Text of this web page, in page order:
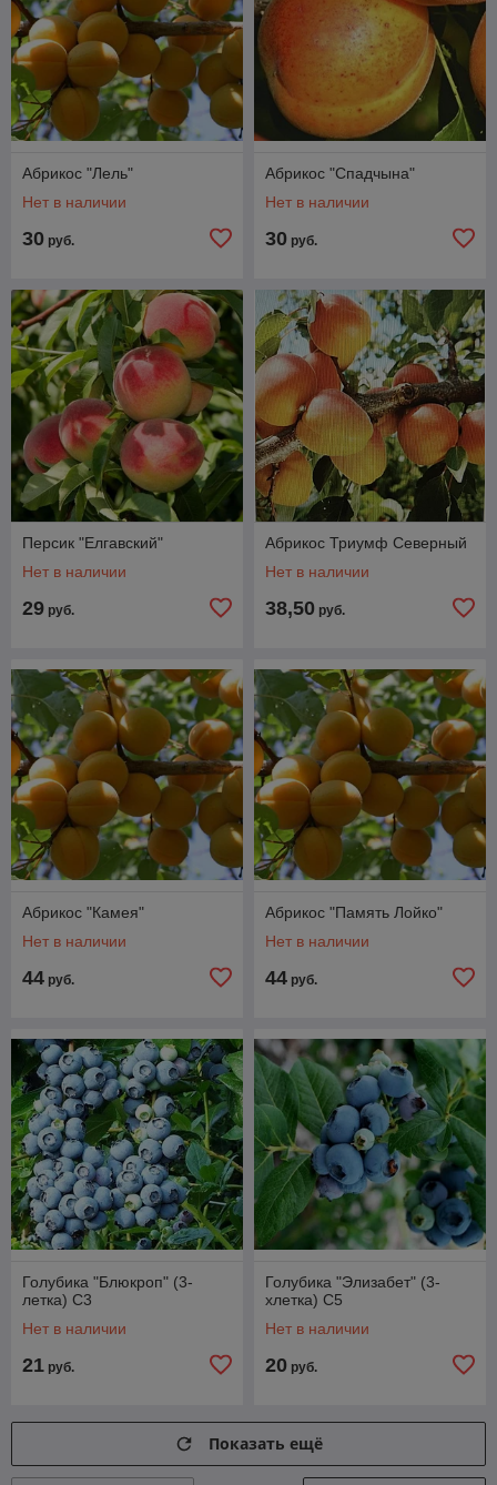
Абрикос "Лель"
Нет в наличии
30 руб.
Абрикос "Спадчына"
Нет в наличии
30 руб.
Персик "Елгавский"
Нет в наличии
29 руб.
Абрикос Триумф Северный
Нет в наличии
38,50 руб.
Абрикос "Камея"
Нет в наличии
44 руб.
Абрикос "Память Лойко"
Нет в наличии
44 руб.
Голубика "Блюкроп" (3-
летка) С3
Нет в наличии
21 руб.
Голубика "Элизабет" (3-
хлетка) С5
Нет в наличии
20 руб.
Показать ещё